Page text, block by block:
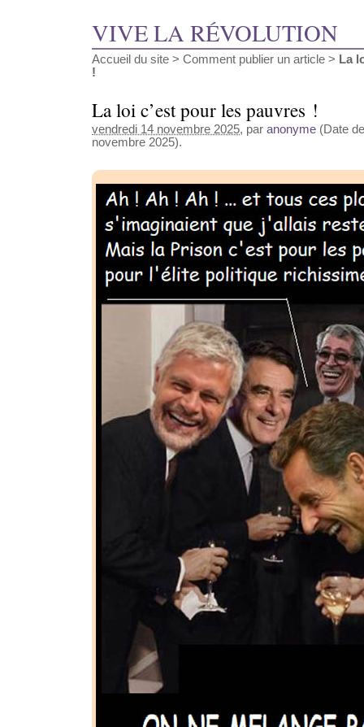
VIVE LA RÉVOLUTION
Accueil du site > Comment publier un article > La
!
La loi c’est pour les pauvres !
vendredi 14 novembre 2025, par anonyme (Date
novembre 2025).